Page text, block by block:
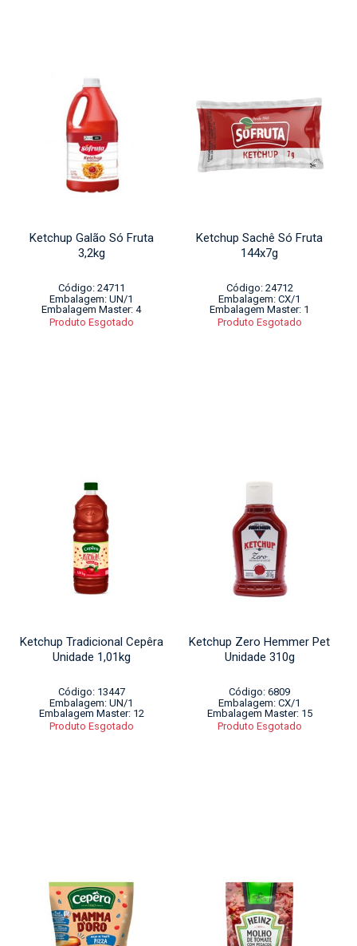
Ketchup Galão Só Fruta
3,2kg
Código: 24711
Embalagem: UN/1
Embalagem Master: 4
Produto Esgotado
Ketchup Sachê Só Fruta
144x7g
Código: 24712
Embalagem: CX/1
Embalagem Master: 1
Produto Esgotado
Ketchup Tradicional Cepêra
Unidade 1,01kg
Código: 13447
Embalagem: UN/1
Embalagem Master: 12
Produto Esgotado
Ketchup Zero Hemmer Pet
Unidade 310g
Código: 6809
Embalagem: CX/1
Embalagem Master: 15
Produto Esgotado